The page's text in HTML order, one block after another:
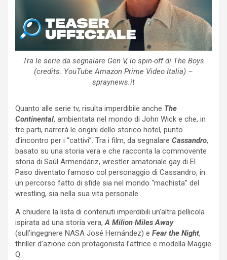
Tra le serie da segnalare Gen V, lo spin-off di The Boys
(credits: YouTube Amazon Prime Video Italia) –
spraynews.it
Quanto alle serie tv, risulta imperdibile anche The
Continental, ambientata nel mondo di John Wick e che, in
tre parti, narrerà le origini dello storico hotel, punto
d’incontro per i “cattivi”. Tra i film, da segnalare Cassandro,
basato su una storia vera e che racconta la commovente
storia di Saúl Armendáriz, wrestler amatoriale gay di El
Paso diventato famoso col personaggio di Cassandro, in
un percorso fatto di sfide sia nel mondo “machista” del
wrestling, sia nella sua vita personale.
A chiudere la lista di contenuti imperdibili un’altra pellicola
ispirata ad una storia vera, A Milion Miles Away
(sull’ingegnere NASA José Hernández) e Fear the Night,
thriller d’azione con protagonista l’attrice e modella Maggie
Q.